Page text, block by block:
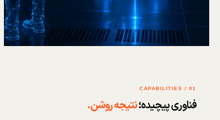
01 / CAPABILITIES
فناوری پیچیده؛نتیجه روشن.